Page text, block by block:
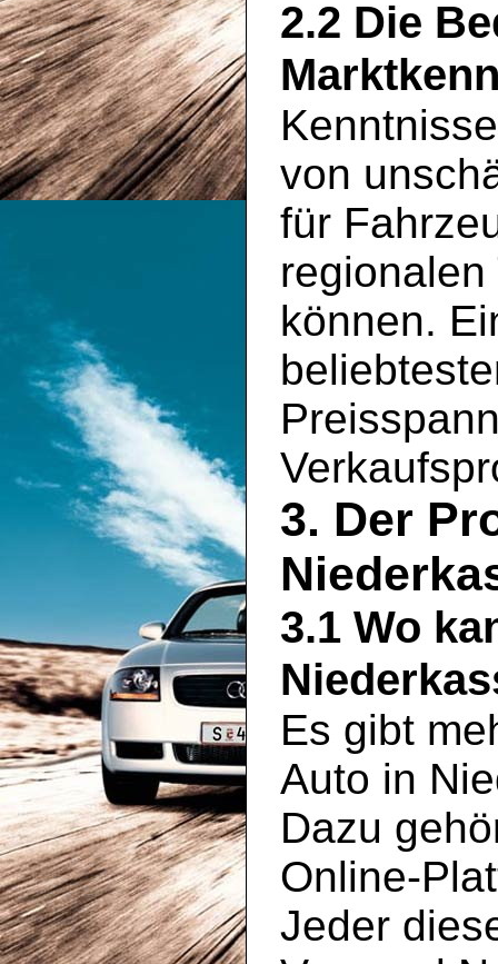
2.2 Die
von
für
können.
3. Der
3.1 Wo
Es gibt
Auto in
Dazu
Online-
Jeder